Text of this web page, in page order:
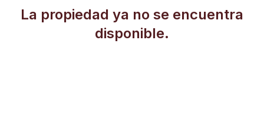
La propiedad ya no se encuentra
disponible.